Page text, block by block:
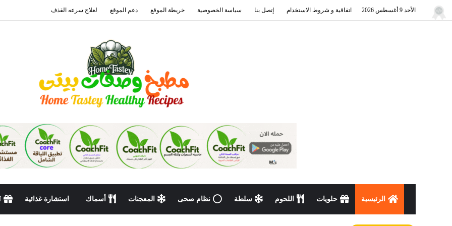
الأحد 9 أغسطس 2026 اتفاقية و شروط الاستخدام إتصل بنا سياسة الخصوصية خريطة الموقع دعم الموقع لعلاج سرعه القذف
الرئيسية حلويات اللحوم سلطة نظام صحى المعجنات أسماك استشارة غذائية